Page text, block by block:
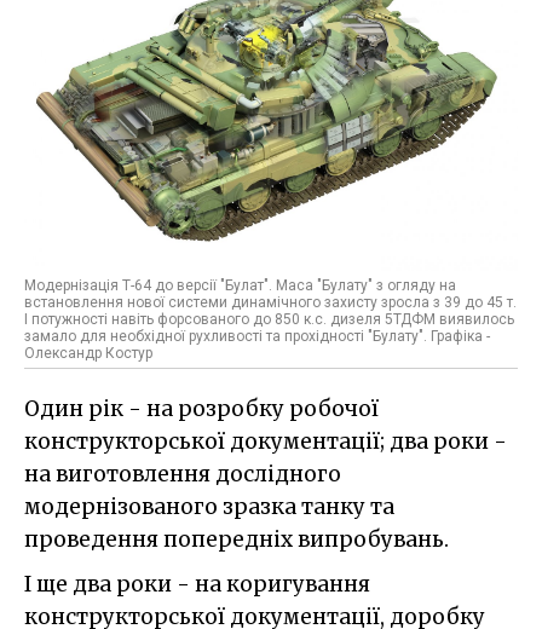
Модернізація Т-64 до версії "Булат". Маса "Булату" з огляду на
встановлення нової системи динамічного захисту зросла з 39 до 45 т.
І потужності навіть форсованого до 850 к.с. дизеля 5ТДФМ виявилось
замало для необхідної рухливості та прохідності "Булату". Графіка -
Олександр Костур
Один рік - на розробку робочої
конструкторської документації; два роки -
на виготовлення дослідного
модернізованого зразка танку та
проведення попередніх випробувань.
І ще два роки - на коригування
конструкторської документації, доробку